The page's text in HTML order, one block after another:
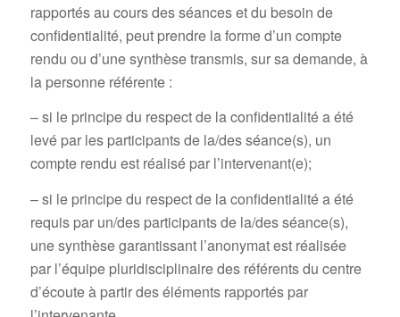
rapportés au cours des séances et du besoin de
confidentialité, peut prendre la forme d’un compte
rendu ou d’une synthèse transmis, sur sa demande, à
la personne référente :
– si le principe du respect de la confidentialité a été
levé par les participants de la/des séance(s), un
compte rendu est réalisé par l’intervenant(e);
– si le principe du respect de la confidentialité a été
requis par un/des participants de la/des séance(s),
une synthèse garantissant l’anonymat est réalisée
par l’équipe pluridisciplinaire des référents du centre
d’écoute à partir des éléments rapportés par